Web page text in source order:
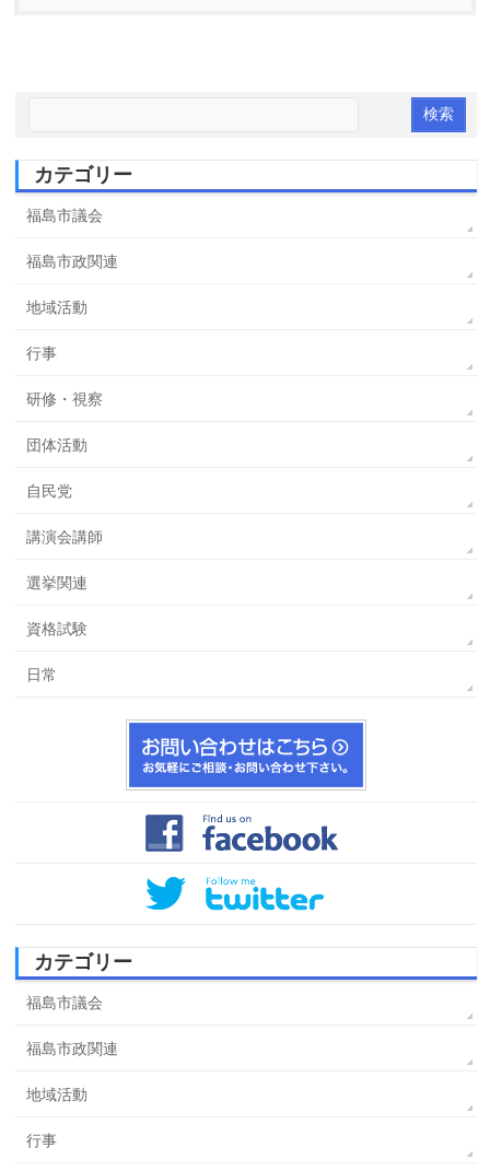
カテゴリー
福島市議会
福島市政関連
地域活動
行事
研修・視察
団体活動
自民党
講演会講師
選挙関連
資格試験
日常
カテゴリー
福島市議会
福島市政関連
地域活動
行事